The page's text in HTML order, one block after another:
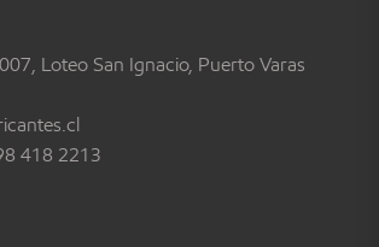
Loteo San Ignacio, Puerto Varas
418 2213